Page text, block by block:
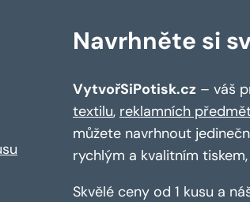
Navrhněte si
VytvořSiPotisk.cz – váš
textilu, reklamních
můžete navrhnout
rychlým a kvalitním
Skvělé ceny od 1 kusu a